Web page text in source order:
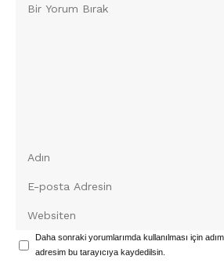
Daha sonraki yorumlarımda kullanılması için
adresim bu tarayıcıya kaydedilsin.